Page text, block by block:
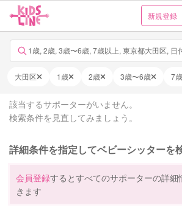
新規登録
1歳, 2歳, 3歳〜6歳, 7歳以上, 東京都大田区, 日
大田区 1歳 2歳 3歳〜6歳 7
該当するサポーターがいません。
検索条件を見直してみましょう。
詳細条件を指定してベビーシッターを
会員登録するとすべてのサポーターの詳
きます